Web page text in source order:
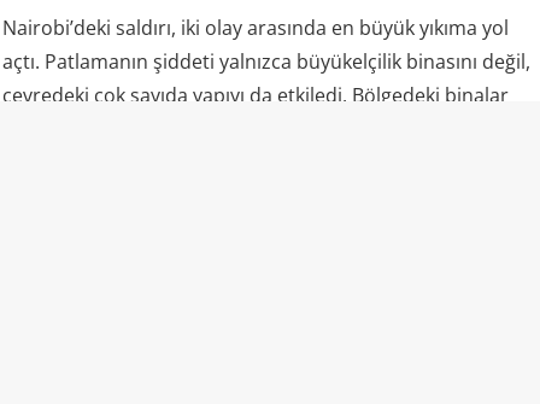
Nairobi’deki saldırı, iki olay arasında en büyük yıkıma yol
açtı. Patlamanın şiddeti yalnızca büyükelçilik binasını değil,
çevredeki çok sayıda yapıyı da etkiledi. Bölgedeki binalar